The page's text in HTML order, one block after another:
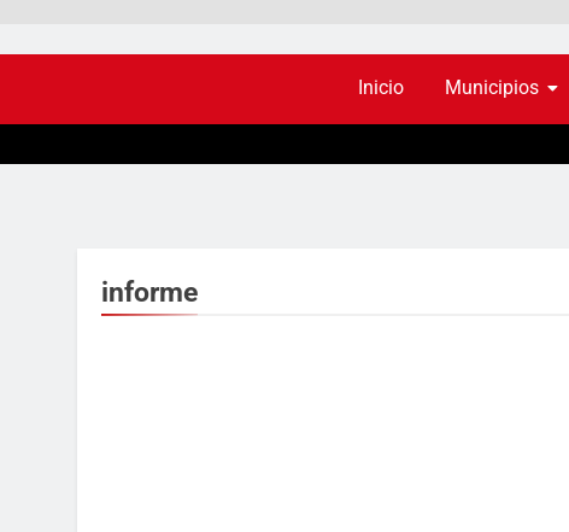
Inicio Municipios
informe